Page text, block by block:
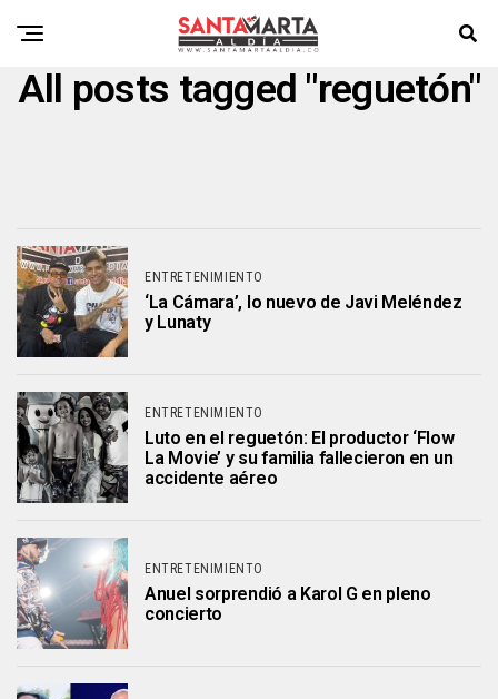
All posts tagged "reguetón"
ENTRETENIMIENTO
‘La Cámara’, lo nuevo de Javi Meléndez
y Lunaty
ENTRETENIMIENTO
Luto en el reguetón: El productor ‘Flow
La Movie’ y su familia fallecieron en un
accidente aéreo
ENTRETENIMIENTO
Anuel sorprendió a Karol G en pleno
concierto